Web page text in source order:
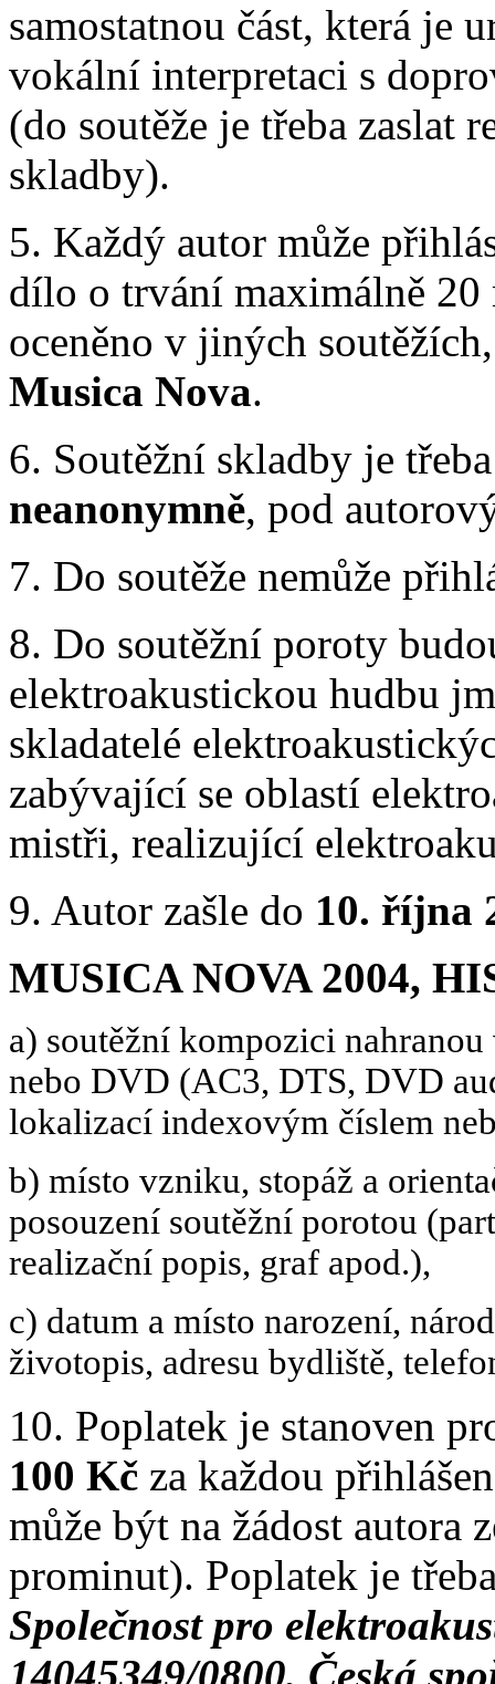
samostatnou část, která je
vokální interpretaci s
(do soutěže je třeba zaslat
skladby).
5. Každý autor může
dílo o trvání maximálně
oceněno v jiných
Musica Nova.
6. Soutěžní skladby je
neanonymně, pod
7. Do soutěže nemůže
8. Do soutěžní poroty
elektroakustickou hudbu
skladatelé
zabývající se oblastí
mistři, realizující
9. Autor zašle do 10. října
MUSICA NOVA 2004,
a) soutěžní kompozici
nebo DVD (AC3, DTS, DVD
lokalizací indexovým číslem
b) místo vzniku, stopáž a
posouzení soutěžní porotou
realizační popis, graf apod.),
c) datum a místo narození,
životopis, adresu bydliště,
10. Poplatek je stanoven
100 Kč za každou
může být na žádost autora
prominut). Poplatek je
Společnost pro